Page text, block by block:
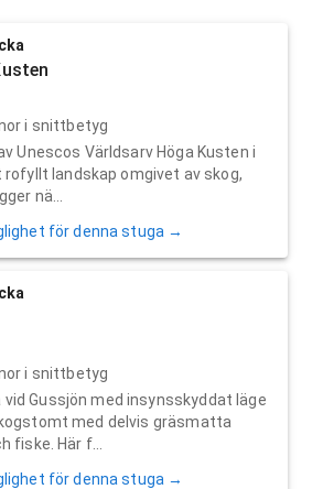
i snittbetyg
Unescos Världsarv Höga Kusten i
landskap omgivet av skog,
nä...
för denna stuga →
i snittbetyg
Gussjön med insynsskyddat läge
med delvis gräsmatta
fiske. Här f...
för denna stuga →